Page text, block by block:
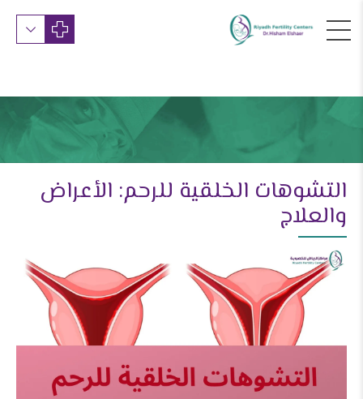
التشوهات الخلقية للرحم: الأعراض
والعلاج